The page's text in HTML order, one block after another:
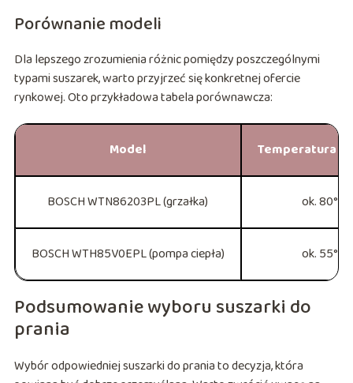
Porównanie modeli
Dla lepszego zrozumienia różnic pomiędzy poszczególnymi
typami suszarek, warto przyjrzeć się konkretnej ofercie
rynkowej. Oto przykładowa tabela porównawcza:
Model Temperatura
BOSCH WTN86203PL (grzałka) ok. 80°C
BOSCH WTH85V0EPL (pompa ciepła) ok. 55°C
Podsumowanie wyboru suszarki do
prania
Wybór odpowiedniej suszarki do prania to decyzja, która